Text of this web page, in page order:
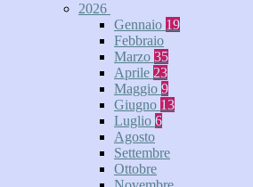
2026
Gennaio 19
Febbraio
Marzo 35
Aprile 23
Maggio 9
Giugno 13
Luglio 6
Agosto
Settembre
Ottobre